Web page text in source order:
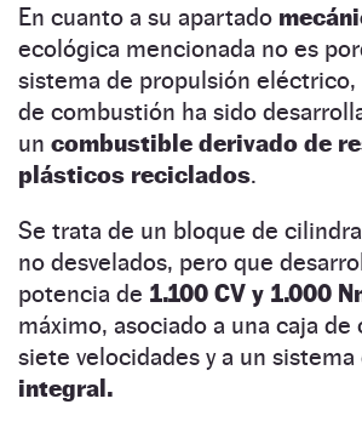
En cuanto a su apartado
ecológica mencionada no es
sistema de propulsión eléctrico,
de combustión ha sido
un combustible derivado de
plásticos reciclados.
Se trata de un bloque de
no desvelados, pero que
potencia de 1.100 CV y 1.000
máximo, asociado a una caja de
siete velocidades y a un sistema
integral.